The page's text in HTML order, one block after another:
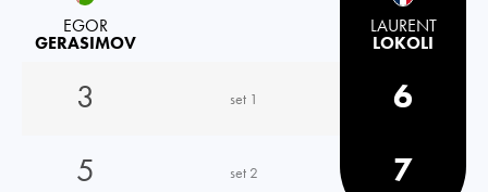
EGOR
GERASIMOV
LAURENT
LOKOLI
3 set 1
6
5
set 2 7